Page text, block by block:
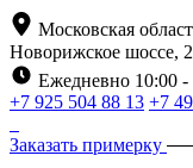
Московская
Новорижское шоссе,
Ежедневно 10:00 -
+7 925 504 88 13 +7
Заказать примерку